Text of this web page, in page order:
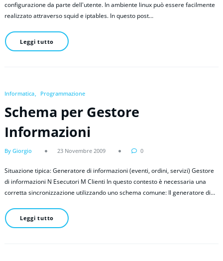
configurazione da parte dell'utente. In ambiente linux può essere facilmente
realizzato attraverso squid e iptables. In questo post…
Leggi tutto
Informatica Programmazione
Schema per Gestore
Informazioni
By Giorgio 23 Novembre 2009 0
Situazione tipica: Generatore di informazioni (eventi, ordini, servizi) Gestore
di informazioni N Esecutori M Clienti In questo contesto è necessaria una
corretta sincronizzazione utilizzando uno schema comune: Il generatore di…
Leggi tutto